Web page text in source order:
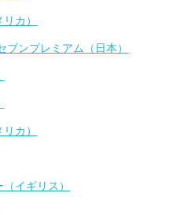
カ）
ンプレミアム（日本）
カ）
イギリス）